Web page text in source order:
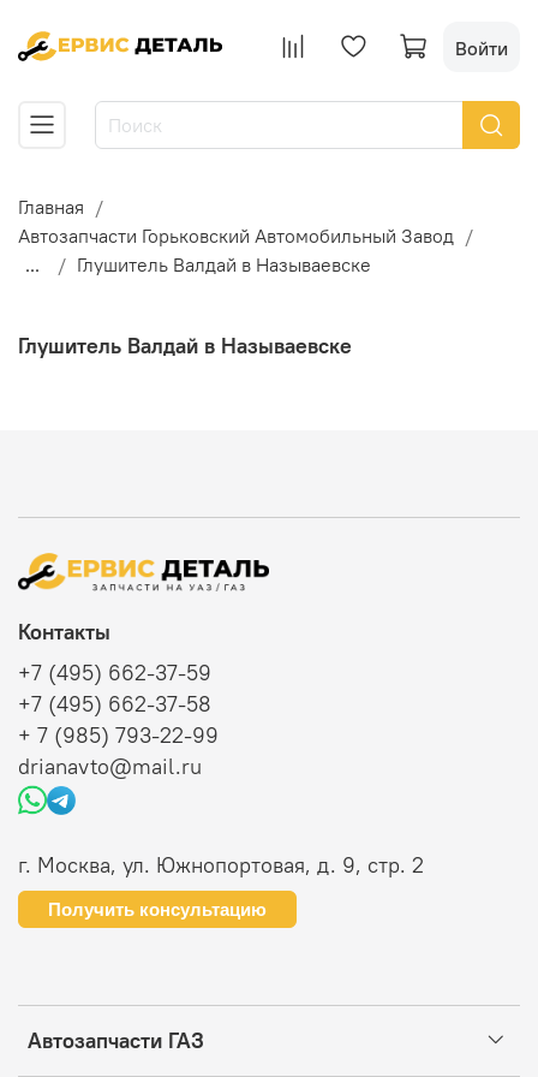
Войти
Главная
Автозапчасти Горьковский Автомобильный Завод
...
Глушитель Валдай в Называевске
Глушитель Валдай в Называевске
Автозапчасти ГАЗ
Контакты
+7 (495) 662-37-59
+7 (495) 662-37-58
+ 7 (985) 793-22-99
drianavto@mail.ru
г. Москва, ул. Южнопортовая, д. 9, стр. 2
Получить консультацию